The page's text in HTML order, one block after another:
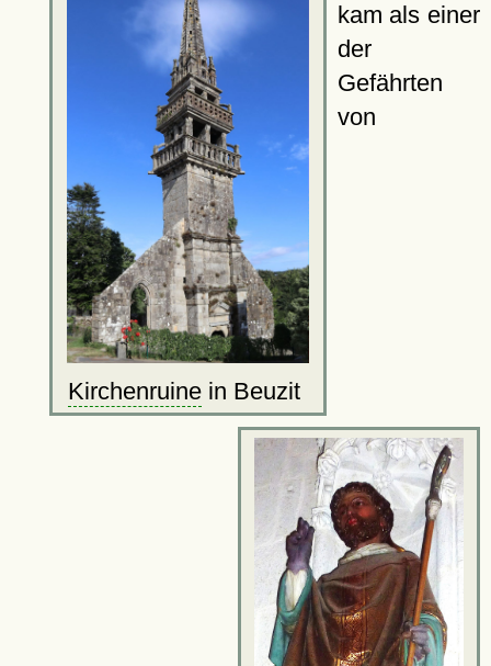
Kirchenruine in Beuzit
kam als einer
der
Gefährten
von